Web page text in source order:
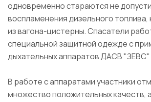
одновременно стараются не
воспламенения дизельного
из вагона-цистерны. Спасатели
специальной защитной одежде с
дыхательных аппаратов ДАСВ "ЗЕВС"
В работе с аппаратами участники
множество положительных качеств,